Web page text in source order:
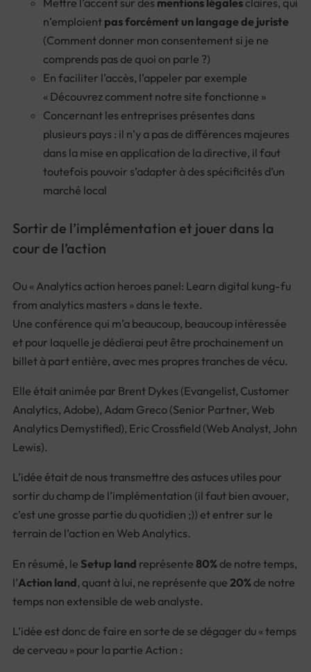
n’emploient pas forcément un langage de juriste
(Comment donner mon consentement si je ne
comprends pas de quoi on parle ?)
En faciliter l’accès, l’appeler par exemple
« Découvrez comment notre site fonctionne »
Concernant les entreprises présentes dans
plusieurs pays : il n’y a pas de différences majeures
dans la mise en application de la directive, il faut
toutefois pouvoir s’adapter à des spécificités d’un
marché local
Sortir de l’implémentation et jouer dans la
cour de l’action
Ou « Analytics action heroes panel: Learn digital kung-fu
from analytics masters » dans le texte.
Une conférence qui m’a beaucoup, beaucoup intéressée
et pour laquelle je dédierai peut être prochainement un
billet à part entière, avec mes propres tranches de vécu.
Elle était animée par Brent Dykes (Evangelist, Customer
Analytics, Adobe), Adam Greco (Senior Partner, Web
Analytics Demystified), Eric Crossfield (Web Analyst, John
Lewis).
L’idée était de nous transmettre des astuces utiles pour
sortir du champ de l’implémentation (il faut bien avouer,
c’est une grosse partie du quotidien ;)) et entrer sur le
terrain de l’action en Web Analytics.
En résumé, le Setup land représente 80% de notre temps,
l’Action land, quant à lui, ne représente que 20% de notre
temps non extensible de web analyste.
L’idée est donc de faire en sorte de se dégager du « temps
de cerveau » pour la partie Action :